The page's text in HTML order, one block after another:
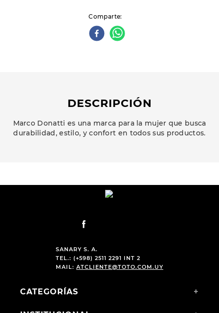
Comparte
DESCRIPCIÓN
Marco Donatti es una marca para la mujer que busca
durabilidad, estilo, y confort en todos sus productos.
SANARY S. A.
TEL.: (+598) 2511 2291 INT 2
MAIL: ATCLIENTE@TOTO.COM.UY
CATEGORÍAS +